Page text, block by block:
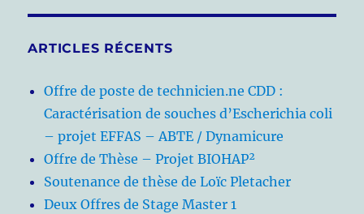
ARTICLES RÉCENTS
Offre de poste de technicien.ne CDD :
Caractérisation de souches d’Escherichia coli
– projet EFFAS – ABTE / Dynamicure
Offre de Thèse – Projet BIOHAP²
Soutenance de thèse de Loïc Pletacher
Deux Offres de Stage Master 1